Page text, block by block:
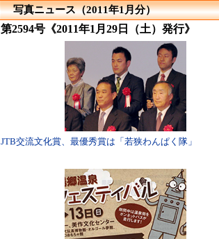
写真ニュース（2011年1月分）
第2594号《2011年1月29日（土）発行》
JTB交流文化賞、最優秀賞は「若狭わんぱく隊」